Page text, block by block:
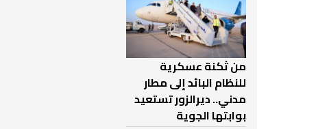
من ثكنة عسكرية
للنظام البائد إلى مطار
مدني.. ديرالزور تستعيد
بوابتها الجوية